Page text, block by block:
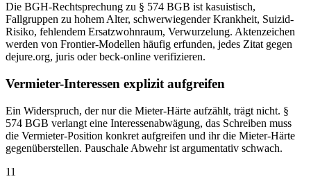
Die BGH-Rechtsprechung zu § 574 BGB ist kasuistisch,
Fallgruppen zu hohem Alter, schwerwiegender Krankheit, Suizid-
Risiko, fehlendem Ersatzwohnraum, Verwurzelung. Aktenzeichen
werden von Frontier-Modellen häufig erfunden, jedes Zitat gegen
dejure.org, juris oder beck-online verifizieren.
Vermieter-Interessen explizit aufgreifen
Ein Widerspruch, der nur die Mieter-Härte aufzählt, trägt nicht. §
574 BGB verlangt eine Interessenabwägung, das Schreiben muss
die Vermieter-Position konkret aufgreifen und ihr die Mieter-Härte
gegenüberstellen. Pauschale Abwehr ist argumentativ schwach.
11